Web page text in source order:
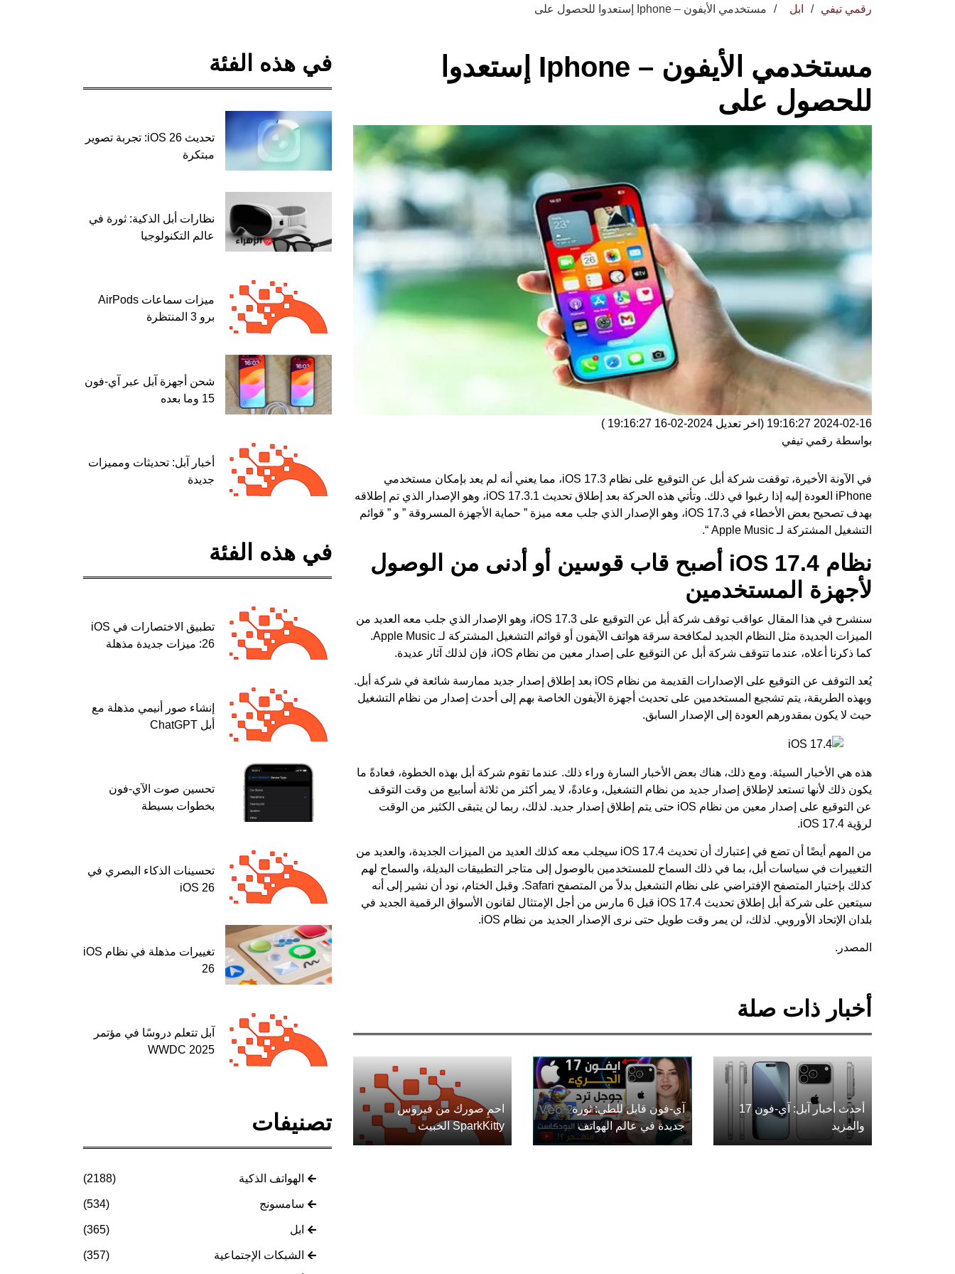
رقمي تيفي ابل مستخدمي الأيفون – Iphone إستعدوا للحصول على
مستخدمي الأيفون – Iphone إستعدوا
للحصول على
2024-02-16 19:16:27 (اخر تعديل 2024-02-16 19:16:27
)
بواسطة رقمي تيفي
في الآونة الأخيرة، توقفت شركة أبل
عن التوقيع على نظام iOS 17.3، مما يعني أنه لم يعد بإمكان مستخدمي
iPhone العودة إليه إذا رغبوا في ذلك. وتأتي هذه الحركة بعد إطلاق تحديث iOS 17.3.1، وهو الإصدار الذي تم إطلاقه
بهدف تصحيح بعض الأخطاء في iOS 17.3، وهو الإصدار الذي جلب معه ميزة ” حماية الأجهزة المسروقة ” و ” قوائم
التشغيل المشتركة لـ Apple Music “.
نظام iOS 17.4 أصبح قاب قوسين أو أدنى من الوصول
لأجهزة المستخدمين
سنشرح في هذا المقال عواقب توقف شركة أبل عن التوقيع على iOS 17.3، وهو الإصدار الذي جلب معه العديد من
الميزات الجديدة مثل النظام الجديد لمكافحة سرقة هواتف الآيفون أو قوائم التشغيل المشتركة لـ Apple Music.
كما ذكرنا أعلاه، عندما تتوقف شركة أبل عن التوقيع على إصدار معين من نظام iOS، فإن لذلك آثار عديدة.
يُعد التوقف عن التوقيع على الإصدارات القديمة من نظام iOS بعد إطلاق إصدار جديد ممارسة شائعة في شركة أبل.
وبهذه الطريقة، يتم تشجيع المستخدمين على تحديث أجهزة الآيفون الخاصة بهم إلى أحدث إصدار من نظام التشغيل
حيث لا يكون بمقدورهم العودة إلى الإصدار السابق.
هذه هي الأخبار السيئة. ومع ذلك، هناك بعض الأخبار السارة وراء ذلك. عندما تقوم شركة أبل بهذه الخطوة، فعادةً ما
يكون ذلك لأنها تستعد لإطلاق إصدار جديد من نظام التشغيل، وعادةً، لا يمر أكثر من ثلاثة أسابيع من وقت التوقف
عن التوقيع على إصدار معين من نظام iOS حتى يتم إطلاق إصدار جديد. لذلك، ربما لن يتبقى الكثير من الوقت
لرؤية iOS 17.4.
من المهم أيضًا أن تضع في إعتبارك أن تحديث iOS 17.4 سيجلب معه كذلك العديد من الميزات الجديدة، والعديد من
التغييرات في سياسات أبل، بما في ذلك السماح للمستخدمين بالوصول إلى متاجر التطبيقات البديلة، والسماح لهم
كذلك بإختيار المتصفح الإفتراضي على نظام التشغيل بدلاً من المتصفح Safari. وقبل الختام، نود أن نشير إلى أنه
سيتعين على شركة أبل إطلاق تحديث iOS 17.4 قبل 6 مارس من أجل الإمتثال لقانون الأسواق الرقمية الجديد في
بلدان الإتحاد الأوروبي. لذلك، لن يمر وقت طويل حتى نرى الإصدار الجديد من نظام iOS.
المصدر.
أخبار ذات صلة
أحدث أخبار آبل: آي-فون 17
والمزيد
آي-فون قابل للطي: ثورة
جديدة في عالم الهواتف
احمِ صورك من فيروس
SparkKitty الخبيث
في هذه الفئة
تحديث iOS 26: تجربة تصوير
مبتكرة
نظارات أبل الذكية: ثورة في
عالم التكنولوجيا
ميزات سماعات AirPods
برو 3 المنتظرة
شحن أجهزة آبل عبر آي-فون
15 وما بعده
أخبار آبل: تحديثات ومميزات
جديدة
في هذه الفئة
تطبيق الاختصارات في iOS
26: ميزات جديدة مذهلة
إنشاء صور أنيمي مذهلة مع
أبل ChatGPT
تحسين صوت الآي-فون
بخطوات بسيطة
تحسينات الذكاء البصري في
iOS 26
تغييرات مذهلة في نظام iOS
26
آبل تتعلم دروسًا في مؤتمر
WWDC 2025
تصنيفات
الهواتف الذكية (2188)
سامسونج (534)
ابل (365)
الشبكات الإجتماعية (357)